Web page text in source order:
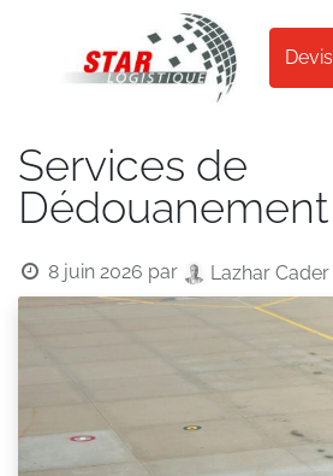
Devis
Services de
Dédouanement
8 juin 2026 par Lazhar Cader